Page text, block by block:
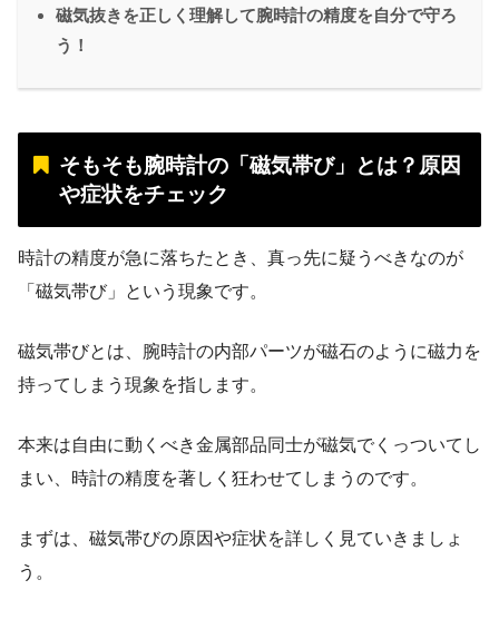
磁気抜きを正しく理解して腕時計の精度を自分で守ろ
う！
そもそも腕時計の「磁気帯び」とは？原因
や症状をチェック
時計の精度が急に落ちたとき、真っ先に疑うべきなのが
「磁気帯び」という現象です。
磁気帯びとは、腕時計の内部パーツが磁石のように磁力を
持ってしまう現象を指します。
本来は自由に動くべき金属部品同士が磁気でくっついてし
まい、時計の精度を著しく狂わせてしまうのです。
まずは、磁気帯びの原因や症状を詳しく見ていきましょ
う。